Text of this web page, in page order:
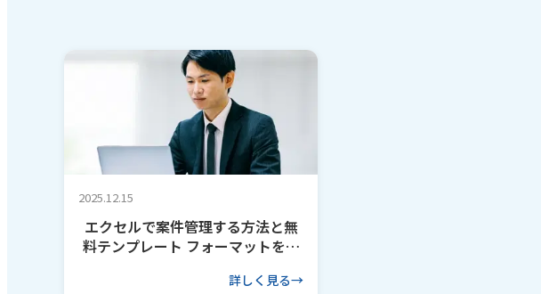
2025.12.15
エクセルで案件管理する方法と無
料テンプレート フォーマットを作
詳しく見る